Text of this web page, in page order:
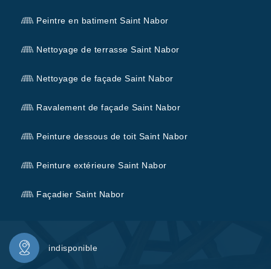
Peintre en batiment Saint Nabor
Nettoyage de terrasse Saint Nabor
Nettoyage de façade Saint Nabor
Ravalement de façade Saint Nabor
Peinture dessous de toit Saint Nabor
Peinture extérieure Saint Nabor
Façadier Saint Nabor
indisponible